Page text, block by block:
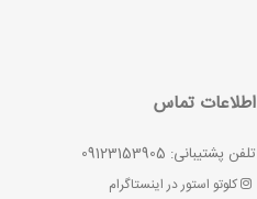
اطلاعات تماس
تلفن پشتیبانی: 09123153905
کلوتو استور در اینستاگرام